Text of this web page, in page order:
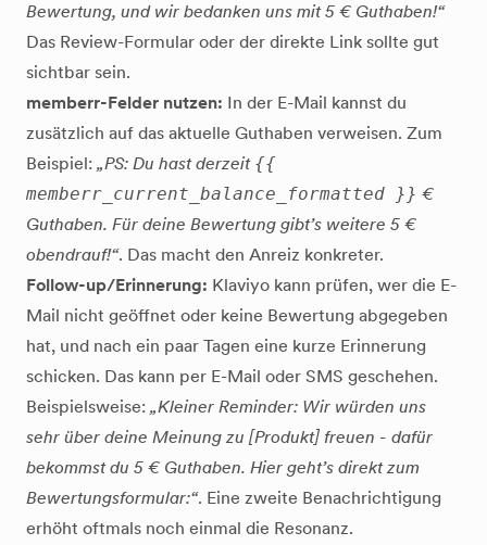
Bewertung, und wir bedanken uns mit 5 € Guthaben!“
Das Review-Formular oder der direkte Link sollte gut
sichtbar sein.
memberr-Felder nutzen: In der E-Mail kannst du
zusätzlich auf das aktuelle Guthaben verweisen. Zum
Beispiel: „PS: Du hast derzeit {{
memberr_current_balance_formatted }} €
Guthaben. Für deine Bewertung gibt’s weitere 5 €
obendrauf!“. Das macht den Anreiz konkreter.
Follow-up/Erinnerung: Klaviyo kann prüfen, wer die E-
Mail nicht geöffnet oder keine Bewertung abgegeben
hat, und nach ein paar Tagen eine kurze Erinnerung
schicken. Das kann per E-Mail oder SMS geschehen.
Beispielsweise: „Kleiner Reminder: Wir würden uns
sehr über deine Meinung zu [Produkt] freuen - dafür
bekommst du 5 € Guthaben. Hier geht’s direkt zum
Bewertungsformular:“. Eine zweite Benachrichtigung
erhöht oftmals noch einmal die Resonanz.